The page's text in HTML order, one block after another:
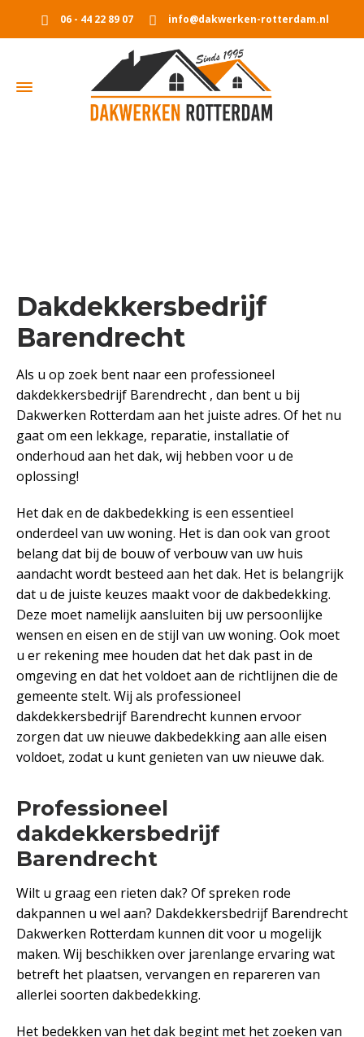
06 - 44 22 89 07 info@dakwerken-rotterdam.nl
Dakdekkersbedrijf
Barendrecht
Als u op zoek bent naar een professioneel
dakdekkersbedrijf Barendrecht , dan bent u bij
Dakwerken Rotterdam aan het juiste adres. Of het nu
gaat om een lekkage, reparatie, installatie of
onderhoud aan het dak, wij hebben voor u de
oplossing!
Het dak en de dakbedekking is een essentieel
onderdeel van uw woning. Het is dan ook van groot
belang dat bij de bouw of verbouw van uw huis
aandacht wordt besteed aan het dak. Het is belangrijk
dat u de juiste keuzes maakt voor de dakbedekking.
Deze moet namelijk aansluiten bij uw persoonlijke
wensen en eisen en de stijl van uw woning. Ook moet
u er rekening mee houden dat het dak past in de
omgeving en dat het voldoet aan de richtlijnen die de
gemeente stelt. Wij als professioneel
dakdekkersbedrijf Barendrecht kunnen ervoor
zorgen dat uw nieuwe dakbedekking aan alle eisen
voldoet, zodat u kunt genieten van uw nieuwe dak.
Professioneel
dakdekkersbedrijf
Barendrecht
Wilt u graag een rieten dak? Of spreken rode
dakpannen u wel aan? Dakdekkersbedrijf Barendrecht
Dakwerken Rotterdam kunnen dit voor u mogelijk
maken. Wij beschikken over jarenlange ervaring wat
betreft het plaatsen, vervangen en repareren van
allerlei soorten dakbedekking.
Het bedekken van het dak begint met het zoeken van